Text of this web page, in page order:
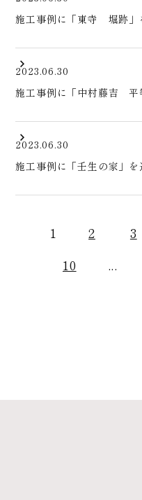
施工事例に「東寺 堀跡」
2023.06.30
施工事例に「中村藤吉 平
2023.06.30
施工事例に「壬生の家」を
1 2 3
10
...